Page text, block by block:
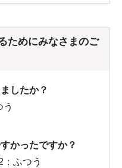
ためにみなさまのご
したか？
う
かったですか？
：ふつう